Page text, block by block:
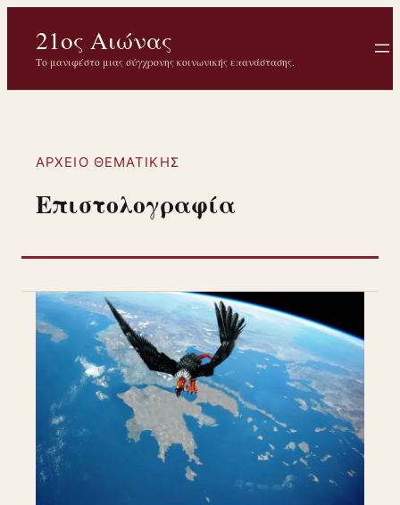
περιεχόμενο
21ος Αιώνας
Το μανιφέστο μιας σύγχρονης κοινωνικής επανάστασης.
ΑΡΧΕΊΟ ΘΕΜΑΤΙΚΉΣ
Επιστολογραφία